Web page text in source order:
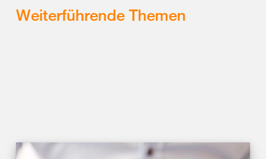
Weiterführende Themen